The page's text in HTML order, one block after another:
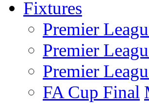
Fixtures
Premier
Premier
Premier
FA Cup Final